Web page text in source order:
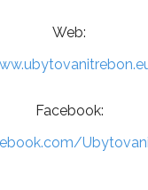
Web:
Facebook: